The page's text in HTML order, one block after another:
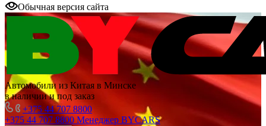
Обычная версия сайта
Автомобили из Китая в Минске
в наличии и под заказ
+375 44 707 8800
+375 44 707 8800 Менеджер BYCARS